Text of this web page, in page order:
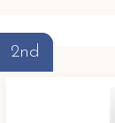
2nd